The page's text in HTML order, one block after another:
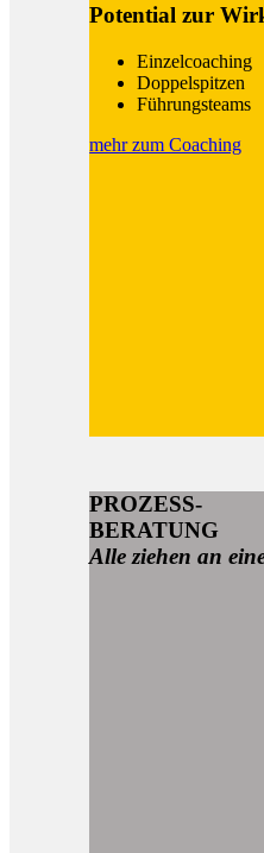
Potential zur
Einzelcoaching
Doppelspitzen
Führungsteams
mehr zum Coaching
PROZESS-
BERATUNG
Alle ziehen an